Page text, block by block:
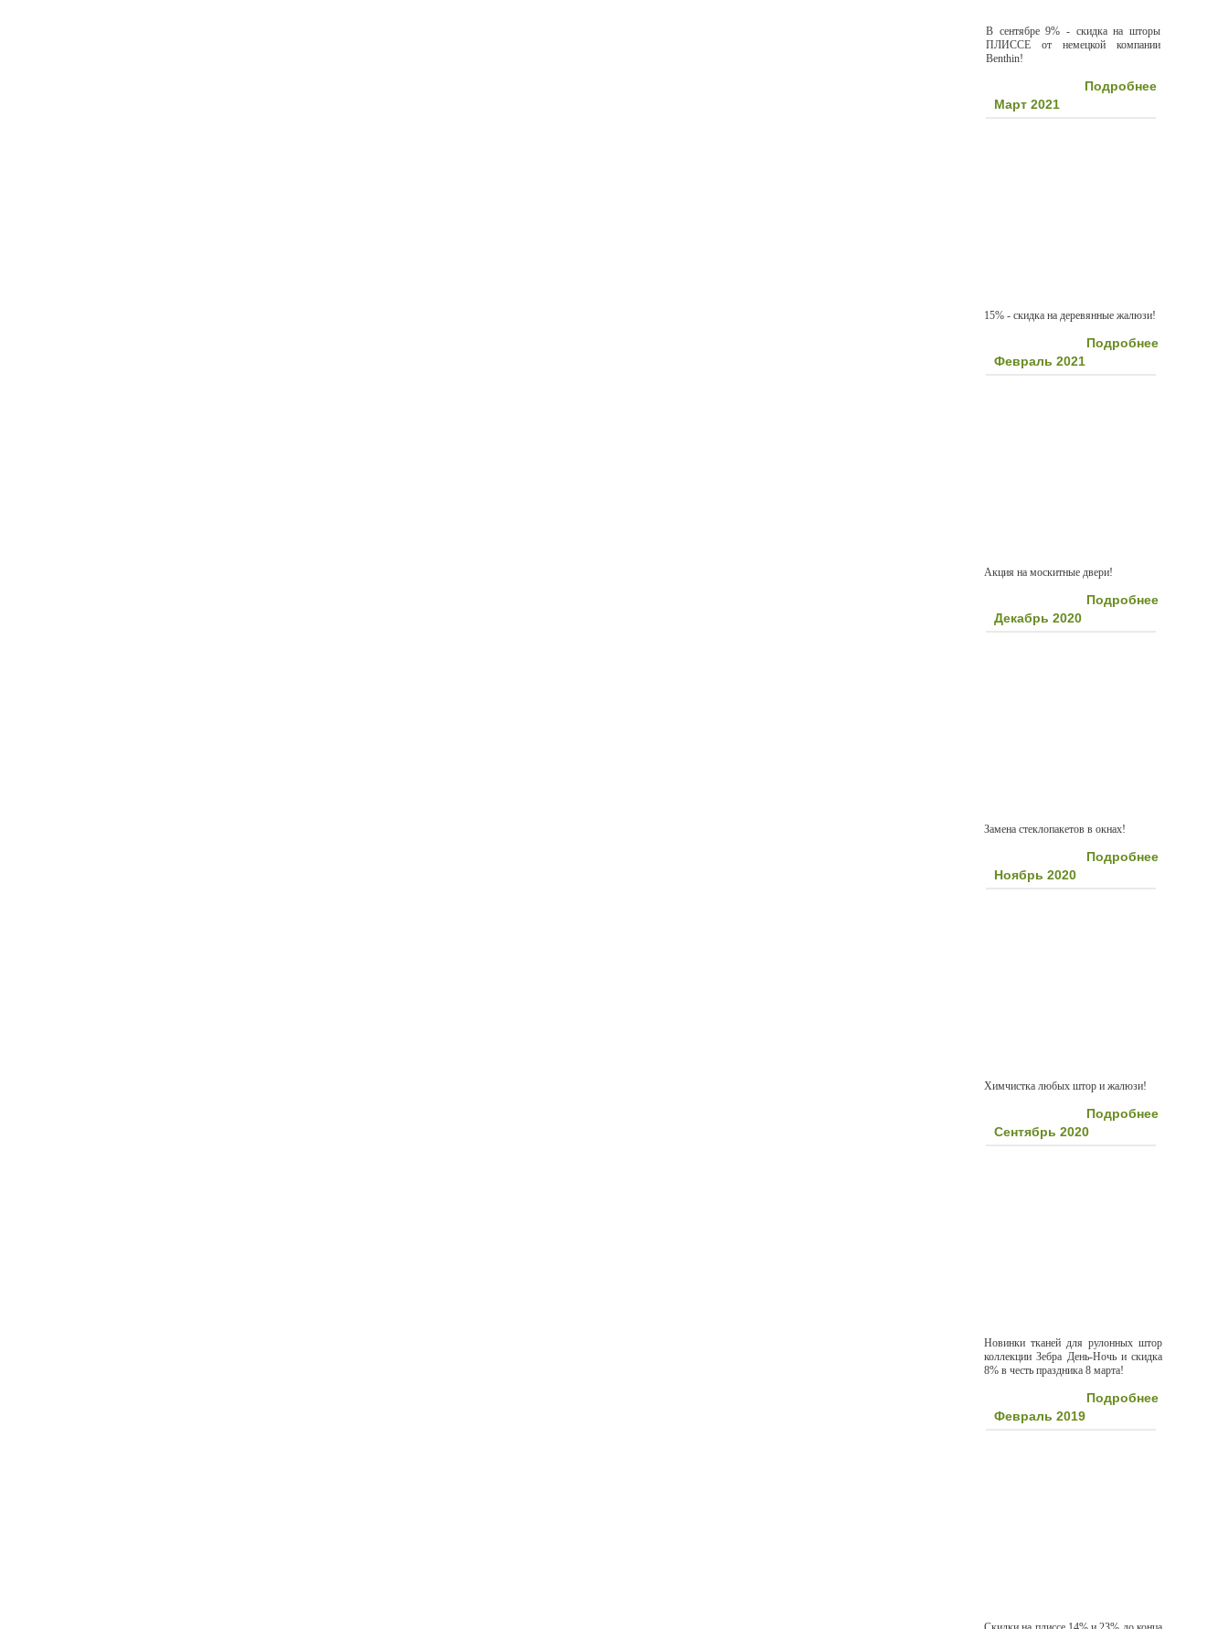
В сентябре 9% - скидка на шторы
ПЛИССЕ от немецкой компании
Benthin!
Подробнее
Март 2021
15% - скидка на деревянные жалюзи!
Подробнее
Февраль 2021
Акция на москитные двери!
Подробнее
Декабрь 2020
Замена стеклопакетов в окнах!
Подробнее
Ноябрь 2020
Химчистка любых штор и жалюзи!
Подробнее
Сентябрь 2020
Новинки тканей для рулонных штор
коллекции Зебра День-Ночь и скидка
8% в честь праздника 8 марта!
Подробнее
Февраль 2019